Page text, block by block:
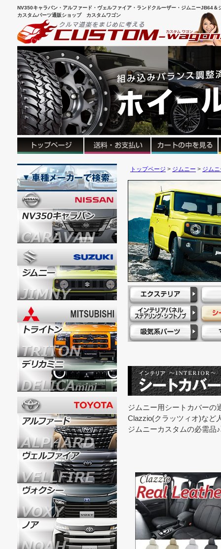
NV350キャラバン・アルファード・ヴェルファイア・ランドクルーザー・ジムニーJB64
カスタムパーツ通販ショップ カスタムワゴン
トップページ ジムニー ジム
ジムニー用シートカバーの
Clazzio(クラッツィオ)など
ジムニーカスタムの必需品